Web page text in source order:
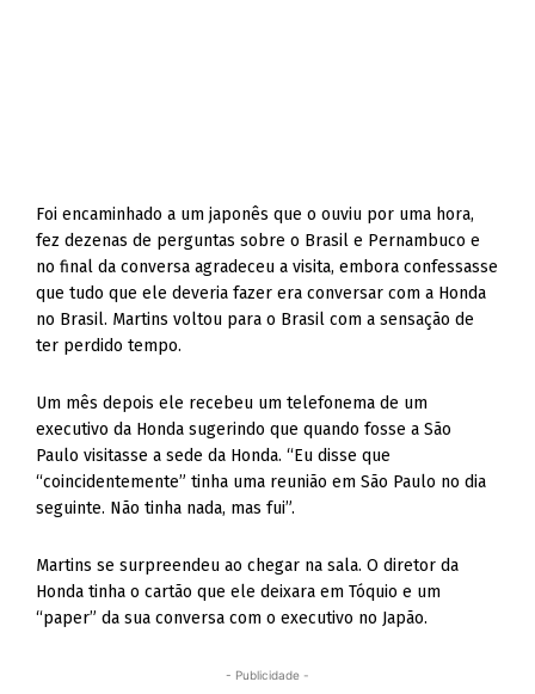
Foi encaminhado a um japonês que o ouviu por uma hora,
fez dezenas de perguntas sobre o Brasil e Pernambuco e
no final da conversa agradeceu a visita, embora confessasse
que tudo que ele deveria fazer era conversar com a Honda
no Brasil. Martins voltou para o Brasil com a sensação de
ter perdido tempo.
Um mês depois ele recebeu um telefonema de um
executivo da Honda sugerindo que quando fosse a São
Paulo visitasse a sede da Honda. “Eu disse que
“coincidentemente” tinha uma reunião em São Paulo no dia
seguinte. Não tinha nada, mas fui”.
Martins se surpreendeu ao chegar na sala. O diretor da
Honda tinha o cartão que ele deixara em Tóquio e um
“paper” da sua conversa com o executivo no Japão.
- Publicidade -